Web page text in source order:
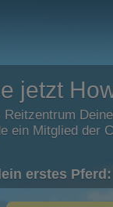
jetzt
Reitzentrum
ein Mitglied der
erstes Pferd: